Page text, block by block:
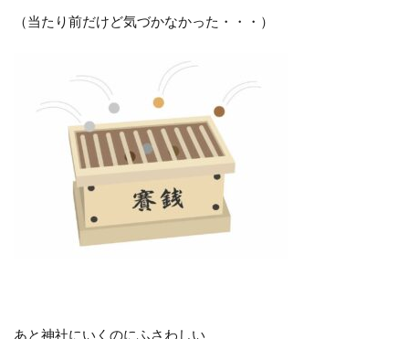
（当たり前だけど気づかなかった・・・）
あと神社にいくのにふさわしい